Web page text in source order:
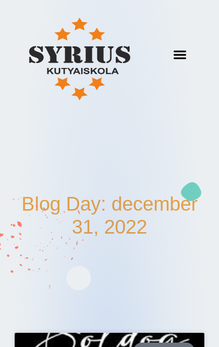
Blog Day: december
31, 2022